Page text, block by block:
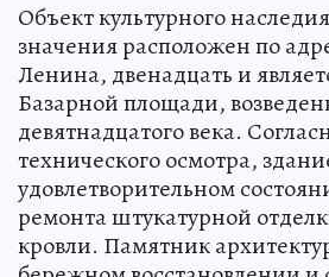
Объект культурного
значения расположен по
Ленина, двенадцать и
Базарной площади,
девятнадцатого века.
технического осмотра,
удовлетворительном
ремонта штукатурной
кровли. Памятник